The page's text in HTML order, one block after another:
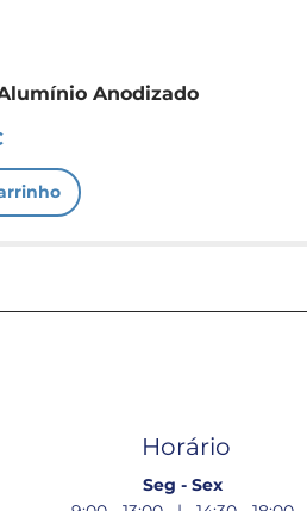
Anodizado
Horário
Seg - Sex